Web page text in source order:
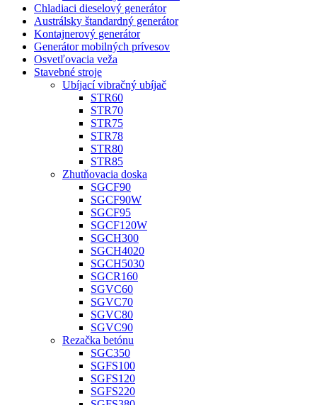
Chladiaci dieselový generátor
Austrálsky štandardný generátor
Kontajnerový generátor
Generátor mobilných prívesov
Osvetľovacia veža
Stavebné stroje
Ubíjací vibračný ubíjač
STR60
STR70
STR75
STR78
STR80
STR85
Zhutňovacia doska
SGCF90
SGCF90W
SGCF95
SGCF120W
SGCH300
SGCH4020
SGCH5030
SGCR160
SGVC60
SGVC70
SGVC80
SGVC90
Rezačka betónu
SGC350
SGFS100
SGFS120
SGFS220